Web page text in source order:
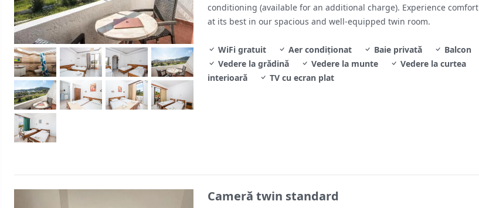
conditioning (available for an additional charge). Experience comfort
at its best in our spacious and well-equipped twin room.
WiFi gratuit Aer condiționat Baie privată
Balcon
Vedere la grădină
Vedere la munte
Vedere la curtea
interioară
TV cu ecran plat
Cameră twin standard